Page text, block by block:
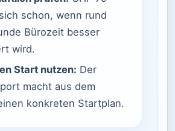
schon, wenn rund
Bürozeit besser
wird.
Start nutzen: Der
macht aus dem
konkreten Startplan.